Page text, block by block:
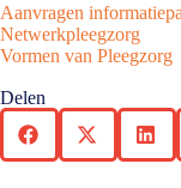
Aanvragen
Netwerkpleegzorg
Vormen van Pleegzorg
Delen